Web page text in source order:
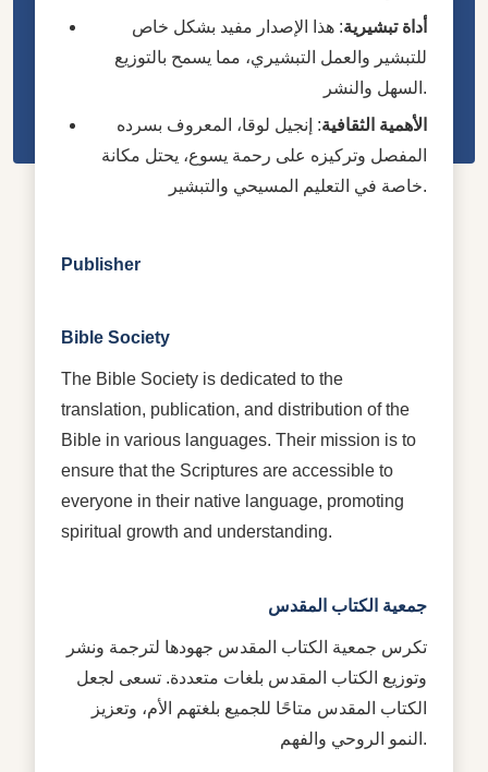
أداة تبشيرية: هذا الإصدار مفيد بشكل خاص
للتبشير والعمل التبشيري، مما يسمح بالتوزيع
السهل والنشر.
الأهمية الثقافية: إنجيل لوقا، المعروف بسرده
المفصل وتركيزه على رحمة يسوع، يحتل مكانة
خاصة في التعليم المسيحي والتبشير.
Publisher
Bible Society
The Bible Society is dedicated to the
translation, publication, and distribution of the
Bible in various languages. Their mission is to
ensure that the Scriptures are accessible to
everyone in their native language, promoting
spiritual growth and understanding.
جمعية الكتاب المقدس
تكرس جمعية الكتاب المقدس جهودها لترجمة ونشر
وتوزيع الكتاب المقدس بلغات متعددة. تسعى لجعل
الكتاب المقدس متاحًا للجميع بلغتهم الأم، وتعزيز
النمو الروحي والفهم.